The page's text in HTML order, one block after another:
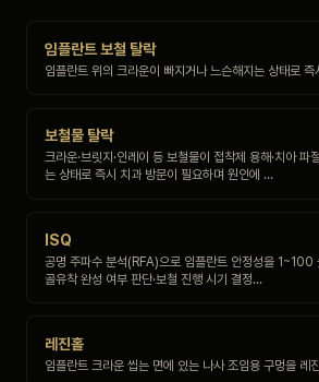
임플란트 보철 탈락
임플란트 위의 크라운이 빠지거나 느슨해지는 상태로
보철물 탈락
크라운·브릿지·인레이 등 보철물이 접착제 용해·치아 파
는 상태로 즉시 치과 방문이 필요하며 원인에 …
ISQ
공명 주파수 분석(RFA)으로 임플란트 안정성을 1~100
골유착 완성 여부 판단·보철 진행 시기 결정…
레진홀
임플란트 크라운 씹는 면에 있는 나사 조임용 구멍을 레